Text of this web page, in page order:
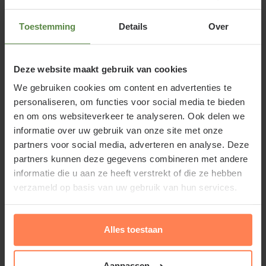
Toestemming Details Over
Deze website maakt gebruik van cookies
We gebruiken cookies om content en advertenties te
personaliseren, om functies voor social media te bieden
en om ons websiteverkeer te analyseren. Ook delen we
informatie over uw gebruik van onze site met onze
partners voor social media, adverteren en analyse. Deze
partners kunnen deze gegevens combineren met andere
informatie die u aan ze heeft verstrekt of die ze hebben
verzameld op basis van uw gebruik van hun services.
Alles toestaan
eetgrage vogels.
Standplaats Vaccinium corymbosum
'Darrow'
Vaccinium corymbosum 'Darrow' staat bij voorkeur
op een zonnige plaats, in een vochthoudende,
enigszins zure bodem; gebruiktuinturfbij het
aanplanten om de grond wat zuriger te maken.
Vaccinium corymbosum 'Darrow'
Snoei als de tuinplant volgroeid is, in de late winter
Lees meer
Waarom Vaccinium corymbosum